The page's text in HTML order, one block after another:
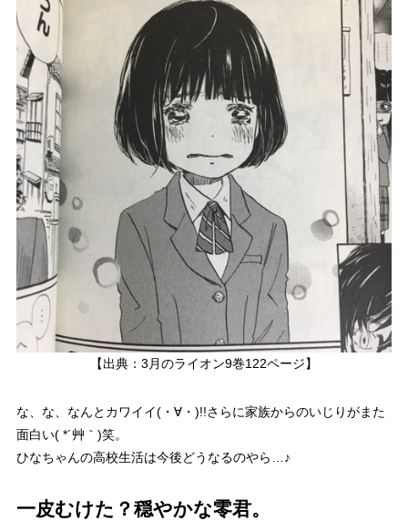
【出典：3月のライオン9巻122ページ】
な、な、なんとカワイイ(・∀・)!!さらに家族からのいじりがまた
面白い( *´艸｀)笑。
ひなちゃんの高校生活は今後どうなるのやら…♪
一皮むけた？穏やかな零君。